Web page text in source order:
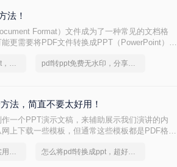
法！
Format）文件成为了一种常见的文档格
更需要将PDF文件转换成PPT（PowerPoint）格
怎么将pdf转换成换为ppt，分享一种简单的方法 pdf转ppt免费无水印，分享一种简单的方法
法，简直不要太好用！
一个PPT演示文稿，来辅助展示我们演讲的内
上下载一些模板，但通常这些模板都是PDF格
下来就给你们分享几个人不错的方法。
怎么将pdf转换成ppt，实用方法不要错过 怎么将pdf转换成ppt，超好用的方法